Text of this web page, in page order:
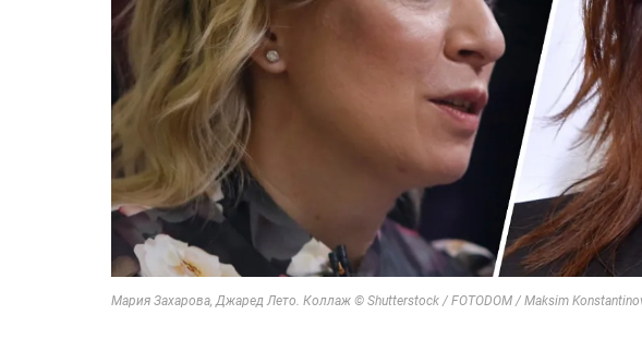
Мария Захарова, Джаред Лето. Коллаж © Shutterstock / FOTODOM / Maksim